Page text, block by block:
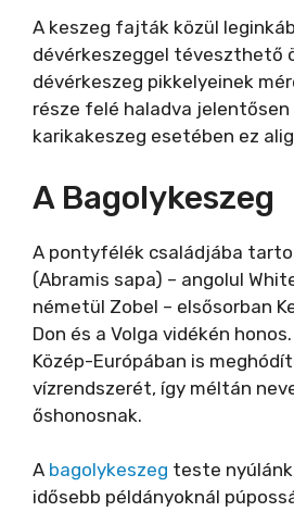
A keszeg fajták közül
dévérkeszeggel téveszthető
dévérkeszeg pikkelyeinek
része felé haladva jelentősen
karikakeszeg esetében ez
A Bagolykeszeg
A pontyfélék családjába
(Abramis sapa) – angolul
németül Zobel – elsősorban
Don és a Volga vidékén
Közép-Európában is
vízrendszerét, így méltán
őshonosnak.
A bagolykeszeg teste
idősebb példányoknál